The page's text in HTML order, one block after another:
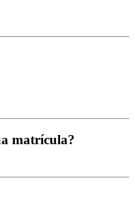
matrícula?